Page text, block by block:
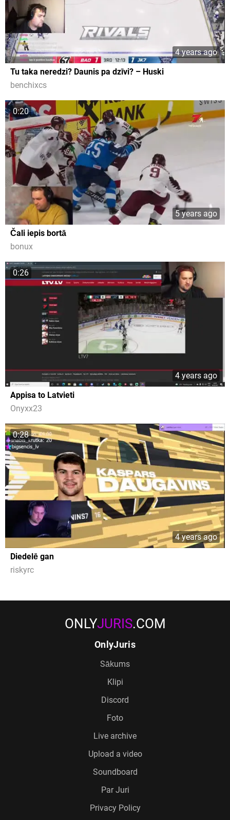
4 years ago
Tu taka neredzi? Daunis pa dzīvi? – Huski
benchixcs
0:20
5 years ago
Čali iepis bortā
bonux
0:26
4 years ago
Appisa to Latvieti
Onyxx23
0:28
4 years ago
Diedelē gan
riskyrc
ONLYJURIS.COM
OnlyJuris
Sākums
Klipi
Discord
Foto
Live archive
Upload a video
Soundboard
Par Juri
Privacy Policy